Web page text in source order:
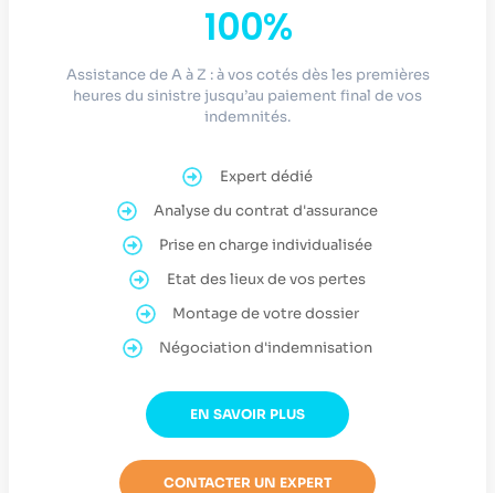
100%
Assistance de A à Z : à vos cotés dès les premières
heures du sinistre jusqu’au paiement final de vos
indemnités.
Expert dédié
Analyse du contrat d'assurance
Prise en charge individualisée
Etat des lieux de vos pertes
Montage de votre dossier
Négociation d'indemnisation
EN SAVOIR PLUS
CONTACTER UN EXPERT